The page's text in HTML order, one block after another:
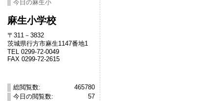
今日の麻生小
麻生小学校
〒311－3832
茨城県行方市麻生1147番地1
TEL 0299-72-0049
FAX 0299-72-2615
465780
総閲覧数:
57
今日の閲覧数: